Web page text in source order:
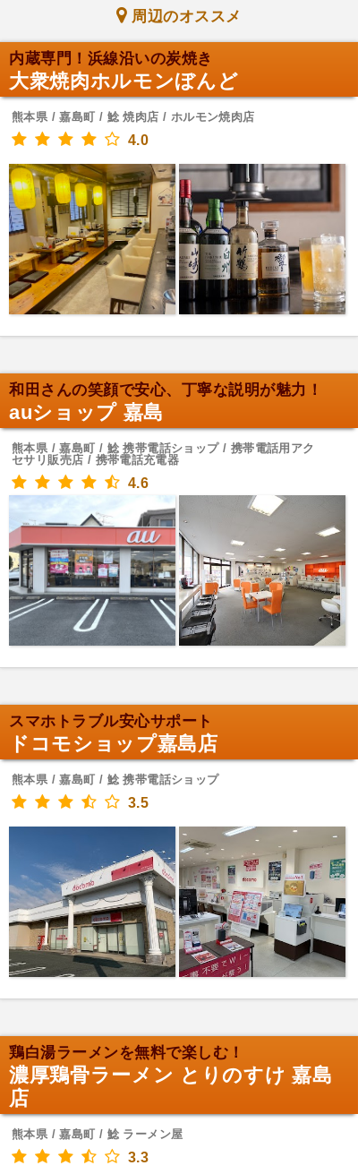
周辺のオススメ
内蔵専門！浜線沿いの炭焼き
大衆焼肉ホルモンぼんど
熊本県 / 嘉島町 / 鯰 焼肉店 / ホルモン焼肉店
4.0
和田さんの笑顔で安心、丁寧な説明が魅力！
auショップ 嘉島
熊本県 / 嘉島町 / 鯰 携帯電話ショップ / 携帯電話用アク
セサリ販売店 / 携帯電話充電器
4.6
スマホトラブル安心サポート
ドコモショップ嘉島店
熊本県 / 嘉島町 / 鯰 携帯電話ショップ
3.5
鶏白湯ラーメンを無料で楽しむ！
濃厚鶏骨ラーメン とりのすけ 嘉島
店
熊本県 / 嘉島町 / 鯰 ラーメン屋
3.3